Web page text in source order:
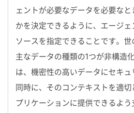
ェントが必要なデータを必要な
かを決定できるように、エージ
ソースを指定できることです。
主なデータの種類の1つが非構造
は、機密性の高いデータにセキ
同時に、そのコンテキストを適
プリケーションに提供できるよ